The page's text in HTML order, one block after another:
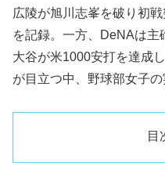
広陵が旭川志峯を破り初
を記録。一方、DeNAは主
大谷が米1000安打を達成
が目立つ中、野球部女子の
目